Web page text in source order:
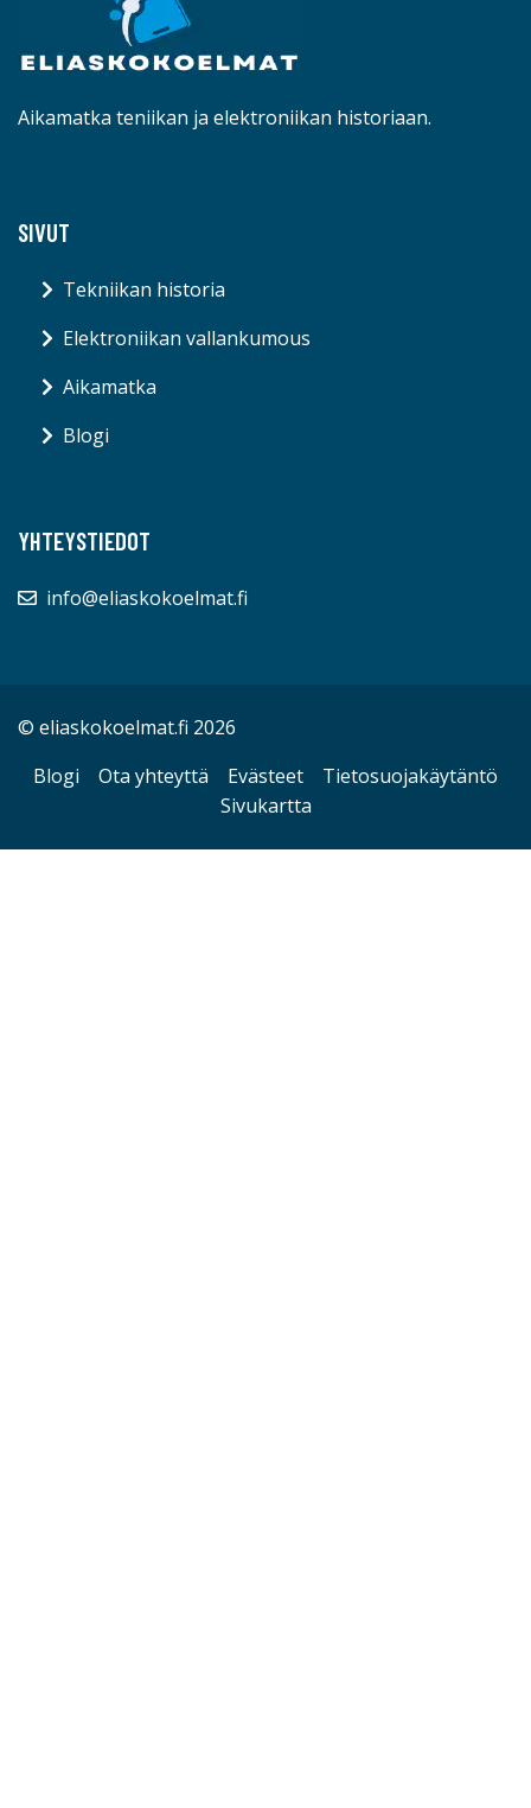
Aikamatka teniikan ja elektroniikan historiaan.
SIVUT
Tekniikan historia
Elektroniikan vallankumous
Aikamatka
Blogi
YHTEYSTIEDOT
info@eliaskokoelmat.fi
© eliaskokoelmat.fi 2026
Blogi
Ota yhteyttä Evästeet
Tietosuojakäytäntö
Sivukartta